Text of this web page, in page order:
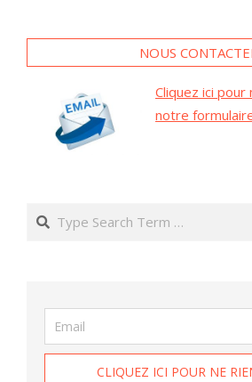
NOUS
Cliquez ici pour
notre
Search